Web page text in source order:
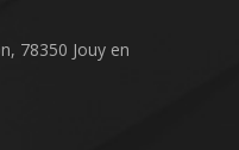
78350 Jouy en